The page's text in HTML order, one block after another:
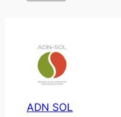
ADN SOL